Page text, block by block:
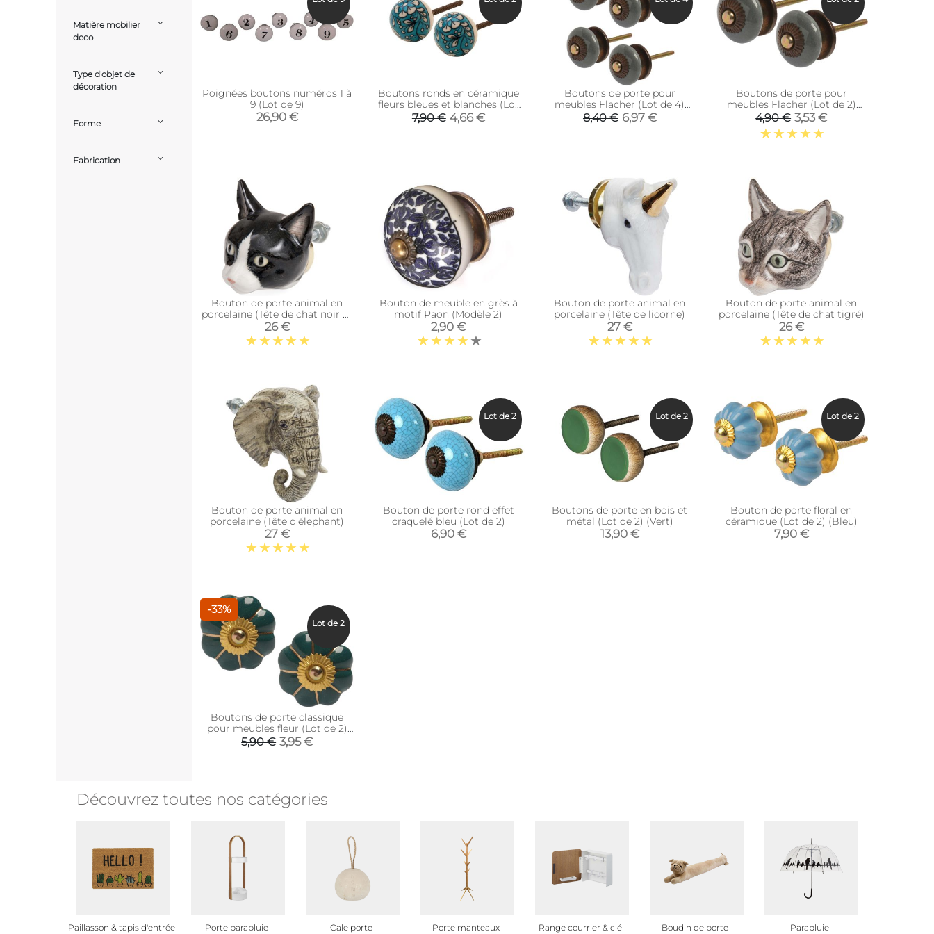
Matière mobilier
deco
Type d'objet de
décoration
Forme
Fabrication
Poignées boutons numéros 1 à
9 (Lot de 9)
26,90 €
Boutons ronds en céramique
fleurs bleues et blanches (Lot
de 2)
7,90 € 4,66 €
Boutons de porte pour
meubles Flacher (Lot de 4)
(Gris)
8,40 € 6,97 €
Boutons de porte pour
meubles Flacher (Lot de 2)
(Gris)
4,90 € 3,53 €
Bouton de porte animal en
porcelaine (Tête de chat noir et
blanc)
26 €
Bouton de meuble en grès à
motif Paon (Modèle 2)
2,90 €
Bouton de porte animal en
porcelaine (Tête de licorne)
27 €
Bouton de porte animal en
porcelaine (Tête de chat tigré)
26 €
Bouton de porte animal en
porcelaine (Tête d'élephant)
27 €
Bouton de porte rond effet
craquelé bleu (Lot de 2)
6,90 €
Lot de 2
Boutons de porte en bois et
métal (Lot de 2) (Vert)
13,90 €
Lot de 2
Bouton de porte floral en
céramique (Lot de 2) (Bleu)
7,90 €
Lot de 2
-33%
Boutons de porte classique
pour meubles fleur (Lot de 2)
(Vert foncé)
5,90 € 3,95 €
Lot de 2
Découvrez toutes nos catégories
Paillasson & tapis d'entrée Porte parapluie Cale porte Porte manteaux Range courrier & clé Boudin de porte Parapluie